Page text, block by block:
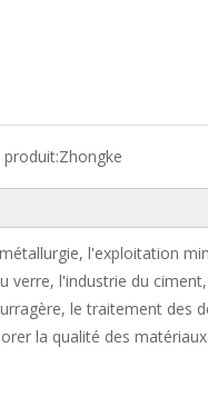
Zhongke
l'exploitation
verre, l'industrie du
le traitement des
la qualité des matériaux.